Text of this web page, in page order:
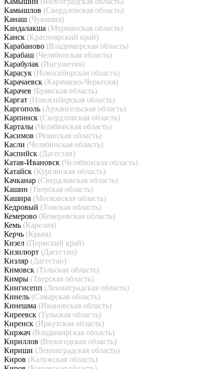
Камышлов (Свердловская область)
Канаш (Чувашия)
Кандалакша (Мурманская область)
Канск (Красноярский край)
Карабаново (Владимирская область)
Карабаш (Челябинская область)
Карабулак (Ингушетия)
Карасук (Новосибирская область)
Карачаевск (Карачаево-Черкесия)
Карачев (Брянская область)
Каргат (Новосибирская область)
Каргополь (Архангельская область)
Карпинск (Свердловская область)
Карталы (Челябинская область)
Касимов (Рязанская область)
Касли (Челябинская область)
Каспийск (Дагестан)
Катав-Ивановск (Челябинская область)
Катайск (Курганская область)
Качканар (Свердловская область)
Кашин (Тверская область)
Кашира (Московская область)
Кедровый (Томская область)
Кемерово (Кемеровская область)
Кемь (Карелия)
Керчь (Крым)
Кизел (Пермский край)
Кизилюрт (Дагестан)
Кизляр (Дагестан)
Кимовск (Тульская область)
Кимры (Тверская область)
Кингисепп (Ленинградская область)
Кинель (Самарская область)
Кинешма (Ивановская область)
Киреевск (Тульская область)
Киренск (Иркутская область)
Киржач (Владимирская область)
Кириллов (Вологодская область)
Кириши (Ленинградская область)
Киров (Калужская область)